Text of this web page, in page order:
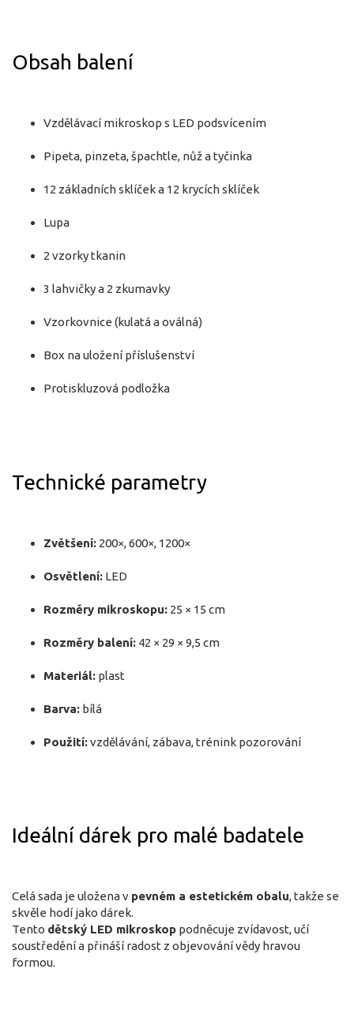
Obsah balení
Vzdělávací mikroskop s LED podsvícením
Pipeta, pinzeta, špachtle, nůž a tyčinka
12 základních sklíček a 12 krycích sklíček
Lupa
2 vzorky tkanin
3 lahvičky a 2 zkumavky
Vzorkovnice (kulatá a oválná)
Box na uložení příslušenství
Protiskluzová podložka
Technické parametry
Zvětšení: 200×, 600×, 1200×
Osvětlení: LED
Rozměry mikroskopu: 25 × 15 cm
Rozměry balení: 42 × 29 × 9,5 cm
Materiál: plast
Barva: bílá
Použití:vzdělávání, zábava, trénink pozorování
Ideální dárek pro malé badatele
Celá sada je uložena v pevném a estetickém obalu, takže se
skvěle hodí jako dárek.
Tento dětský LED mikroskop podněcuje zvídavost, učí
soustředění a přináší radost z objevování vědy hravou
formou.